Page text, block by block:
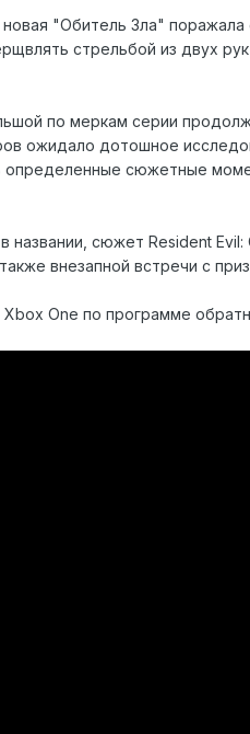
"Обитель Зла"
стрельбой из двух
по меркам серии
ожидало дотошное
сюжетные
названии, сюжет Resident
внезапной встречи с
One по программе